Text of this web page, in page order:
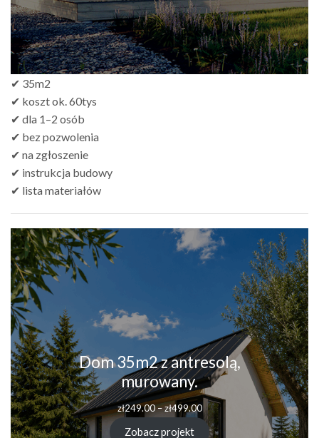
✔ 35m2
✔ koszt ok. 60tys
✔ dla 1–2 osób
✔ bez pozwolenia
✔ na zgłoszenie
✔ instrukcja budowy
✔ lista materiałów
Dom 35m2 z antresolą,
murowany.
zł249.00–zł499.00Zakres
cen:
od
Zobacz projekt